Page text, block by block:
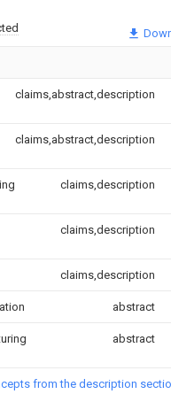
claims,abstract,description
claims,abstract,description
claims,description
claims,description
claims,description
abstract
abstract
from the description